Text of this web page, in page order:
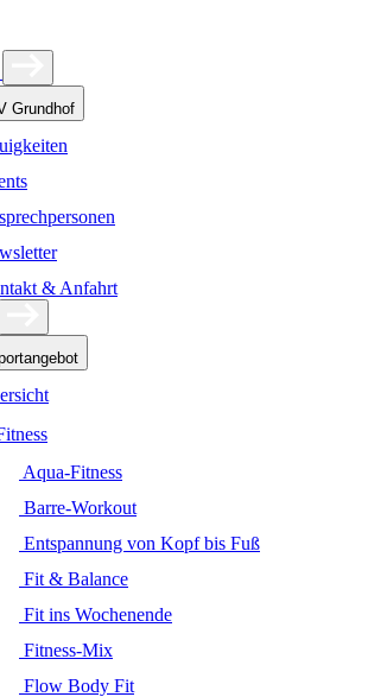
Grundhof
& Anfahrt
Aqua-Fitness
Barre-Workout
Entspannung von Kopf bis Fuß
Fit & Balance
Fit ins Wochenende
Fitness-Mix
Flow Body Fit